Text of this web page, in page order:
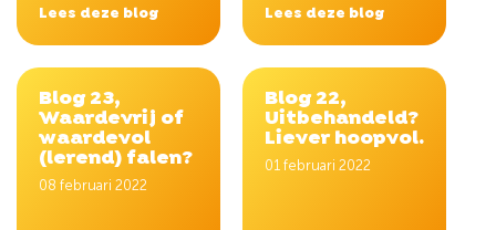
Lees deze blog Lees deze blog
Blog 23,
Waardevrij of
waardevol
(lerend) falen?
08 februari 2022
Blog 22,
Uitbehandeld?
Liever hoopvol.
01 februari 2022